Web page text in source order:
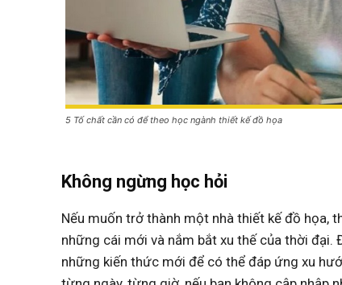
5 Tố chất cần có để theo học ngành thiết kế đồ họa
Không ngừng học hỏi
Nếu muốn trở thành một nhà thiết kế đồ họa,
những cái mới và nắm bắt xu thế của thời đại.
những kiến thức mới để có thể đáp ứng xu